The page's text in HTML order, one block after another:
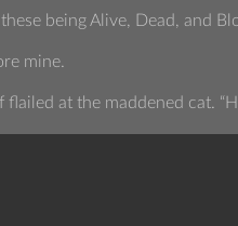
being Alive, Dead, and
mine.
at the maddened cat.